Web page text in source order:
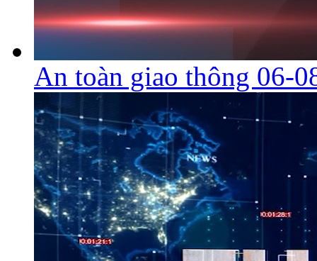
An toàn giao thông 06-